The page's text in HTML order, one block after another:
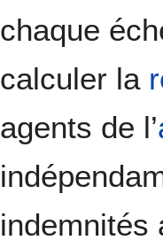
chaque
calculer la
agents de l’
indemnités